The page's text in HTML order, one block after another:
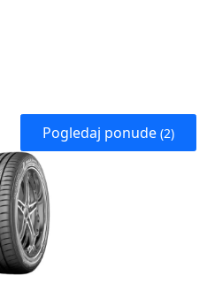
Pogledaj ponude (2)